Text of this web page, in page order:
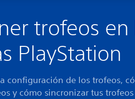
trofeos en
PlayStation
configuración de los trofeos,
y cómo sincronizar tus